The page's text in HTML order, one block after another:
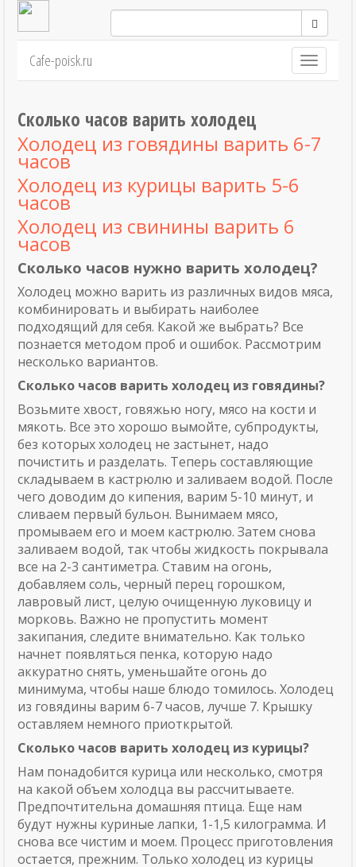
Навигация
Cafe-poisk.ru
Сколько часов варить холодец
Холодец из говядины варить 6-7
часов
Холодец из курицы варить 5-6
часов
Холодец из свинины варить 6
часов
Сколько часов нужно варить холодец?
Холодец можно варить из различных видов мяса,
комбинировать и выбирать наиболее
подходящий для себя. Какой же выбрать? Все
познается методом проб и ошибок. Рассмотрим
несколько вариантов.
Сколько часов варить холодец из говядины?
Возьмите хвост, говяжью ногу, мясо на кости и
мякоть. Все это хорошо вымойте, субпродукты,
без которых холодец не застынет, надо
почистить и разделать. Теперь составляющие
складываем в кастрюлю и заливаем водой. После
чего доводим до кипения, варим 5-10 минут, и
сливаем первый бульон. Вынимаем мясо,
промываем его и моем кастрюлю. Затем снова
заливаем водой, так чтобы жидкость покрывала
все на 2-3 сантиметра. Ставим на огонь,
добавляем соль, черный перец горошком,
лавровый лист, целую очищенную луковицу и
морковь. Важно не пропустить момент
закипания, следите внимательно. Как только
начнет появляться пенка, которую надо
аккуратно снять, уменьшайте огонь до
минимума, чтобы наше блюдо томилось. Холодец
из говядины варим 6-7 часов, лучше 7. Крышку
оставляем немного приоткрытой.
Сколько часов варить холодец из курицы?
Нам понадобится курица или несколько, смотря
на какой объем холодца вы рассчитываете.
Предпочтительна домашняя птица. Еще нам
будут нужны куриные лапки, 1-1,5 килограмма. И
снова все чистим и моем. Процесс приготовления
остается, прежним. Только холодец из курицы